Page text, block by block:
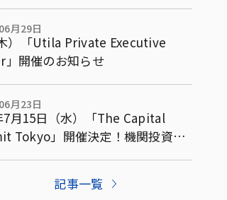
マ・スポンサーを発表
月29日
）「Utila Private Executive
開催のお知らせ
月23日
7月15日（水）「The Capital
Tokyo」開催決定！機関投資家
記事一覧